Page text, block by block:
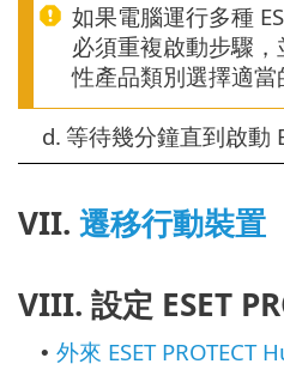
如果電腦運行多種
必須重複啟動步驟，
性產品類別選擇適當
d. 等待幾分鐘直到啟動
VII. 遷移行動裝置
VIII. 設定 ESET
• 外來 ESET PROTECT